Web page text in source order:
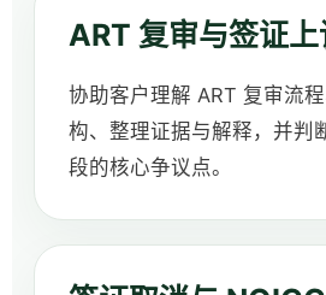
ART 复审与签证上
协助客户理解 ART 复审流
构、整理证据与解释，并判
段的核心争议点。